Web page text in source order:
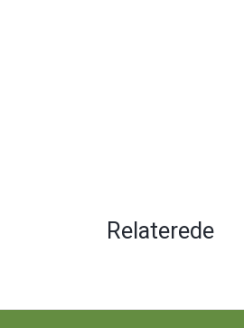
Relaterede